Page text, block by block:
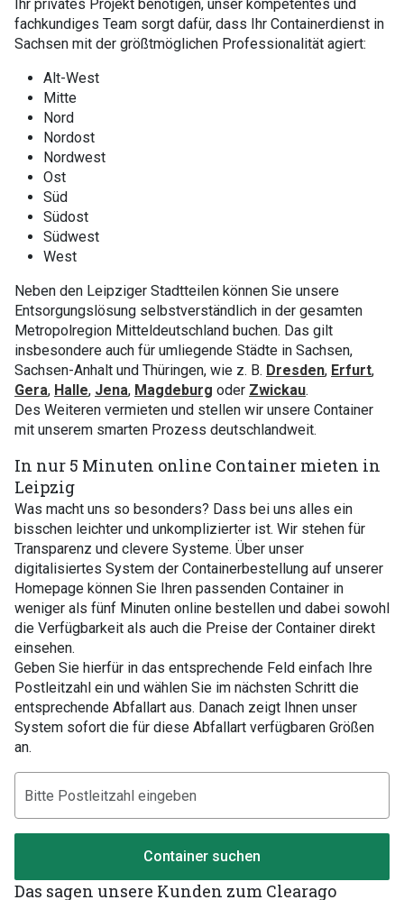
Ihr privates Projekt benötigen, unser kompetentes und
fachkundiges Team sorgt dafür, dass Ihr Containerdienst in
Sachsen mit der größtmöglichen Professionalität agiert:
Alt-West
Mitte
Nord
Nordost
Nordwest
Ost
Süd
Südost
Südwest
West
Neben den Leipziger Stadtteilen können Sie unsere
Entsorgungslösung selbstverständlich in der gesamten
Metropolregion Mitteldeutschland buchen. Das gilt
insbesondere auch für umliegende Städte in Sachsen,
Sachsen-Anhalt und Thüringen, wie z. B. Dresden, Erfurt,
Gera, Halle, Jena, Magdeburg oder Zwickau.
Des Weiteren vermieten und stellen wir unsere Container
mit unserem smarten Prozess deutschlandweit.
In nur 5 Minuten online Container mieten in
Leipzig
Was macht uns so besonders? Dass bei uns alles ein
bisschen leichter und unkomplizierter ist. Wir stehen für
Transparenz und clevere Systeme. Über unser
digitalisiertes System der Containerbestellung auf unserer
Homepage können Sie Ihren passenden Container in
weniger als fünf Minuten online bestellen und dabei sowohl
die Verfügbarkeit als auch die Preise der Container direkt
einsehen.
Geben Sie hierfür in das entsprechende Feld einfach Ihre
Postleitzahl ein und wählen Sie im nächsten Schritt die
entsprechende Abfallart aus. Danach zeigt Ihnen unser
System sofort die für diese Abfallart verfügbaren Größen
an.
Container suchen
Das sagen unsere Kunden zum Clearago